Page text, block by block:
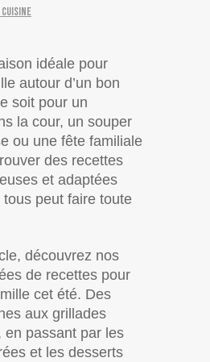
cuisine
idéale pour
autour d’un bon
soit pour un
la cour, un souper
ou une fête familiale
des recettes
et adaptées
peut faire toute
découvrez nos
de recettes pour
cet été. Des
aux grillades
en passant par les
et les desserts